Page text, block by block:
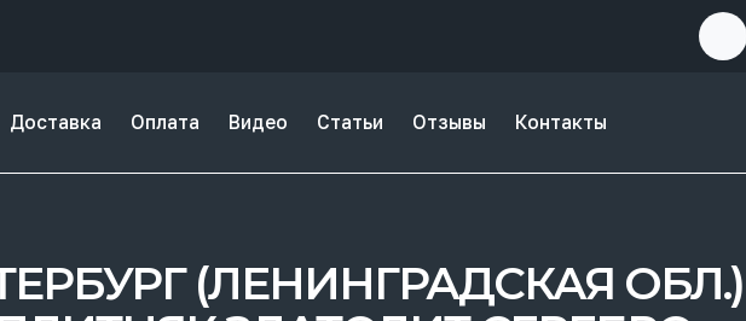
Доставка Оплата Видео Статьи Отзывы Контакты
(ЛЕНИНГРАДСКАЯ ОБЛ.)